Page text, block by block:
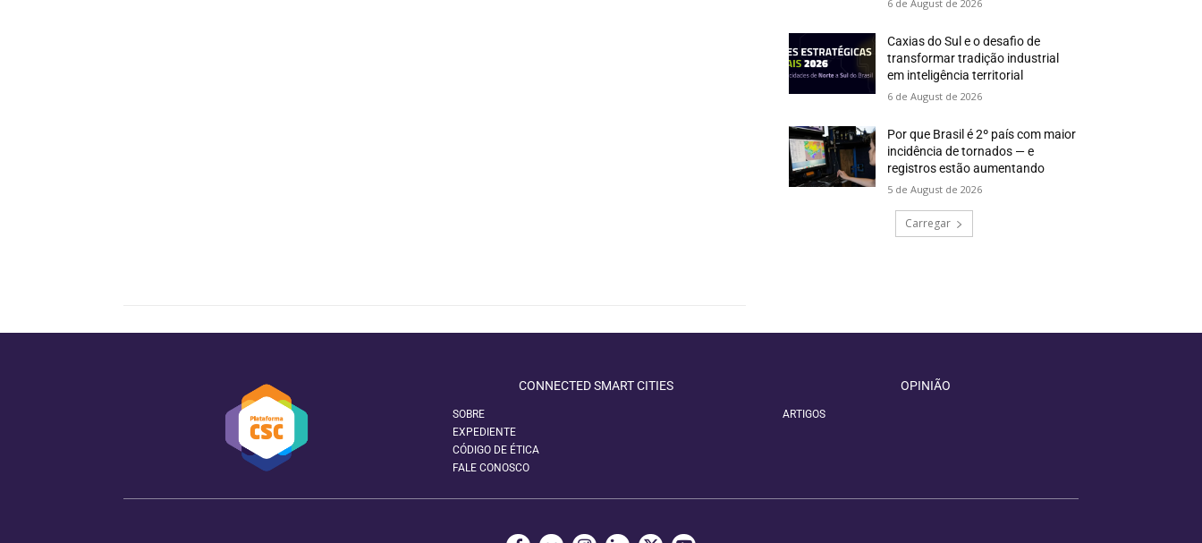
6 de August de 2026
Caxias do Sul e o desafio de
transformar tradição industrial
em inteligência territorial
6 de August de 2026
Por que Brasil é 2º país com maior
incidência de tornados — e
registros estão aumentando
5 de August de 2026
Carregar
CONNECTED SMART CITIES
SOBRE
EXPEDIENTE
CÓDIGO DE ÉTICA
FALE CONOSCO
OPINIÃO
ARTIGOS